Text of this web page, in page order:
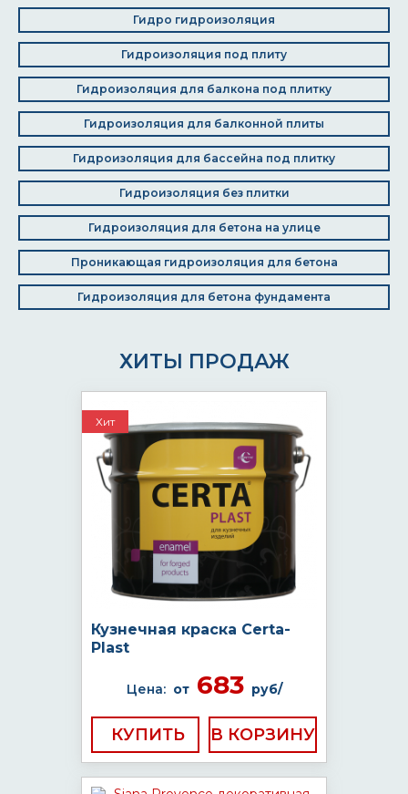
Гидро гидроизоляция
Гидроизоляция под плиту
Гидроизоляция для балкона под плитку
Гидроизоляция для балконной плиты
Гидроизоляция для бассейна под плитку
Гидроизоляция без плитки
Гидроизоляция для бетона на улице
Проникающая гидроизоляция для бетона
Гидроизоляция для бетона фундамента
ХИТЫ ПРОДАЖ
Хит
Кузнечная краска Certa-
Plast
Цена: от683 руб/
КУПИТЬ